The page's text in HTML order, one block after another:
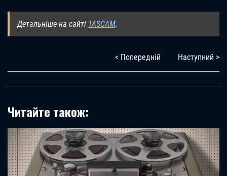
Детальніше на сайті TASCAM.
< Попередній Наступний >
Читайте також: